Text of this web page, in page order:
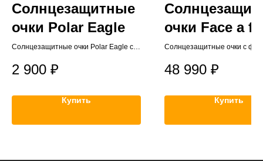
Солнцезащитные
очки Polar Eagle
Солнцезащитные очки Polar Eagle с
2 900 ₽
Купить
очки Face a
Солнцезащитные очки с
48 990 ₽
Купить